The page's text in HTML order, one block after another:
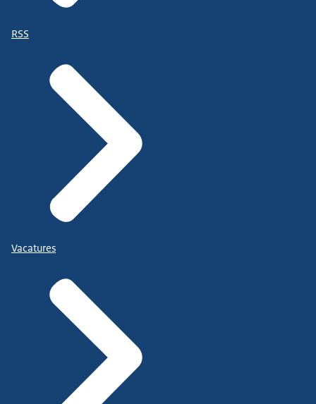
RSS
Vacatures